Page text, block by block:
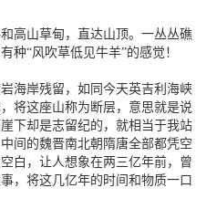
高山草甸，直达山顶。一丛丛礁
种“风吹草低见牛羊”的感觉！
海岸残留，如同今天英吉利海峡
将这座山称为断层，意思就是说
下却是志留纪的，就相当于我站
间的魏晋南北朝隋唐全部都凭空
白，让人想象在两三亿年前，曾
，将这几亿年的时间和物质一口